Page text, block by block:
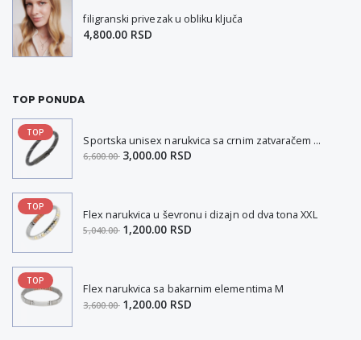
filigranski privezak u obliku ključa
4,800.00 RSD
TOP PONUDA
TOP
Sportska unisex narukvica sa crnim zatvaračem od nerđajućeg čelika i magnetom M
6,600.00 3,000.00 RSD
TOP
Flex narukvica u ševronu i dizajn od dva tona XXL
5,040.00 1,200.00 RSD
TOP
Flex narukvica sa bakarnim elementima M
3,600.00 1,200.00 RSD